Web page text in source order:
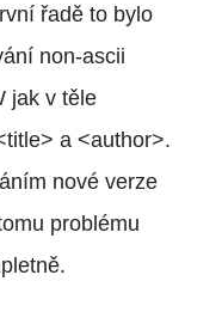
řadě to bylo
non-ascii
jak v těle
a <author>.
nové verze
problému